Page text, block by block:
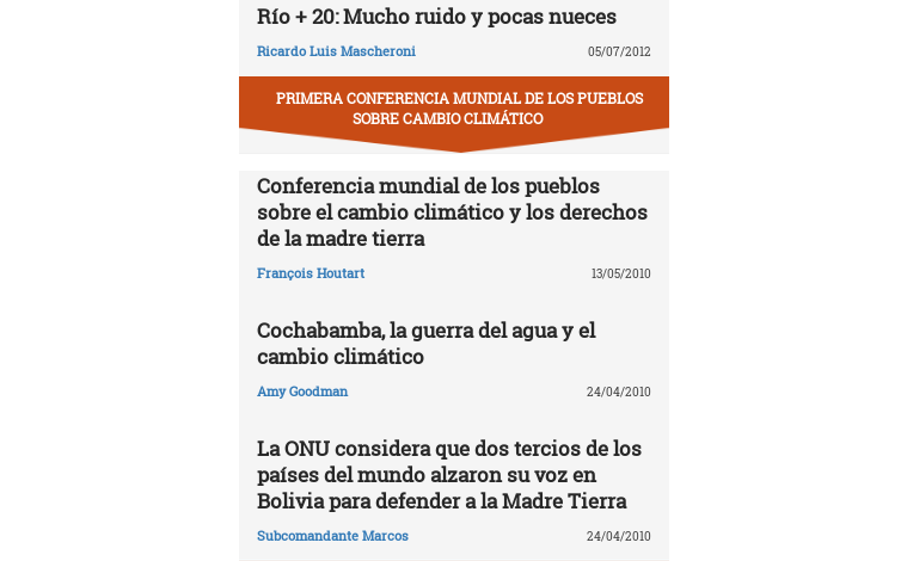
Río + 20: Mucho ruido y pocas nueces
Ricardo Luis Mascheroni 05/07/2012
PRIMERA CONFERENCIA MUNDIAL DE LOS PUEBLOS
SOBRE CAMBIO CLIMÁTICO
Conferencia mundial de los pueblos
sobre el cambio climático y los derechos
de la madre tierra
François Houtart 13/05/2010
Cochabamba, la guerra del agua y el
cambio climático
Amy Goodman 24/04/2010
La ONU considera que dos tercios de los
países del mundo alzaron su voz en
Bolivia para defender a la Madre Tierra
Subcomandante Marcos 24/04/2010